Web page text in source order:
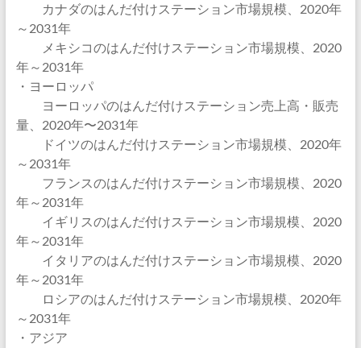
カナダのはんだ付けステーション市場規模、2020年
～2031年
メキシコのはんだ付けステーション市場規模、2020
年～2031年
・ヨーロッパ
ヨーロッパのはんだ付けステーション売上高・販売
量、2020年〜2031年
ドイツのはんだ付けステーション市場規模、2020年
～2031年
フランスのはんだ付けステーション市場規模、2020
年～2031年
イギリスのはんだ付けステーション市場規模、2020
年～2031年
イタリアのはんだ付けステーション市場規模、2020
年～2031年
ロシアのはんだ付けステーション市場規模、2020年
～2031年
・アジア